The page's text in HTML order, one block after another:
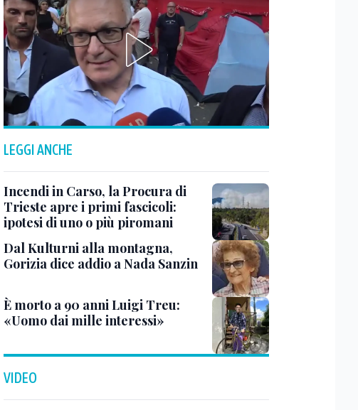
LEGGI ANCHE
Incendi in Carso, la Procura di
Trieste apre i primi fascicoli:
ipotesi di uno o più piromani
Dal Kulturni alla montagna,
Gorizia dice addio a Nada Sanzin
È morto a 90 anni Luigi Treu:
«Uomo dai mille interessi»
VIDEO